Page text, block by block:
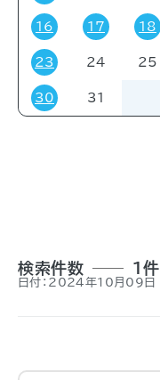
すべて
16 17 18
23 24 25
30 31
検索件数 1件
日付：2024年10月09日